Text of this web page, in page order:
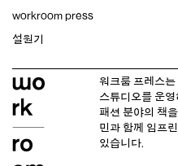
content
workroom press
설원기
워크룸 프레스
스튜디오를 운영
패션 분야의 책
민과 함께 임프
있습니다.